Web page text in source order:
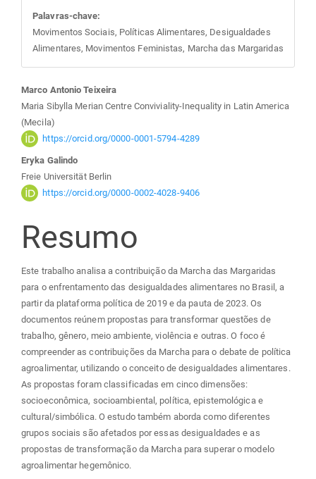
Palavras-chave:
Movimentos Sociais, Políticas Alimentares, Desigualdades
Alimentares, Movimentos Feministas, Marcha das Margaridas
Conteúdo
do
artigo
principal
Marco Antonio Teixeira
Maria Sibylla Merian Centre Conviviality-Inequality in Latin America
(Mecila)
https://orcid.org/0000-0001-5794-4289
Eryka Galindo
Freie Universität Berlin
https://orcid.org/0000-0002-4028-9406
Resumo
Este trabalho analisa a contribuição da Marcha das Margaridas
para o enfrentamento das desigualdades alimentares no Brasil, a
partir da plataforma política de 2019 e da pauta de 2023. Os
documentos reúnem propostas para transformar questões de
trabalho, gênero, meio ambiente, violência e outras. O foco é
compreender as contribuições da Marcha para o debate de política
agroalimentar, utilizando o conceito de desigualdades alimentares.
As propostas foram classificadas em cinco dimensões:
socioeconômica, socioambiental, política, epistemológica e
cultural/simbólica. O estudo também aborda como diferentes
grupos sociais são afetados por essas desigualdades e as
propostas de transformação da Marcha para superar o modelo
agroalimentar hegemônico.